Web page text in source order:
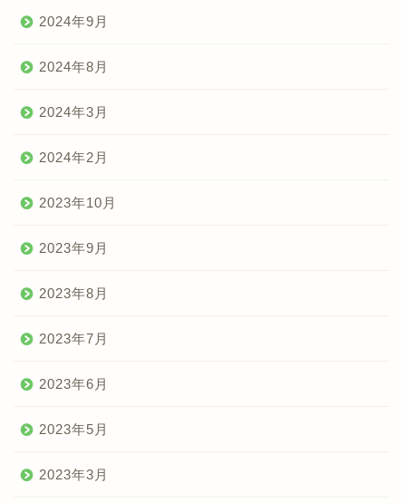
2024年9月
2024年8月
2024年3月
2024年2月
2023年10月
2023年9月
2023年8月
2023年7月
2023年6月
2023年5月
2023年3月